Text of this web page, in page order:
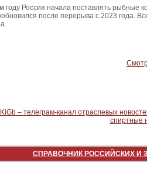
году Россия начала поставлять рыбные
после перерыва с 2023 года.
СПРАВОЧНИК РОССИЙСКИХ И